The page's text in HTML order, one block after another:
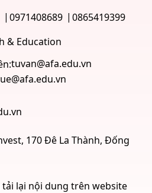
0971408689
0865419399
& Education
tuvan@afa.edu.vn
170 Đê La Thành, Đống
tải lại nội dung trên website